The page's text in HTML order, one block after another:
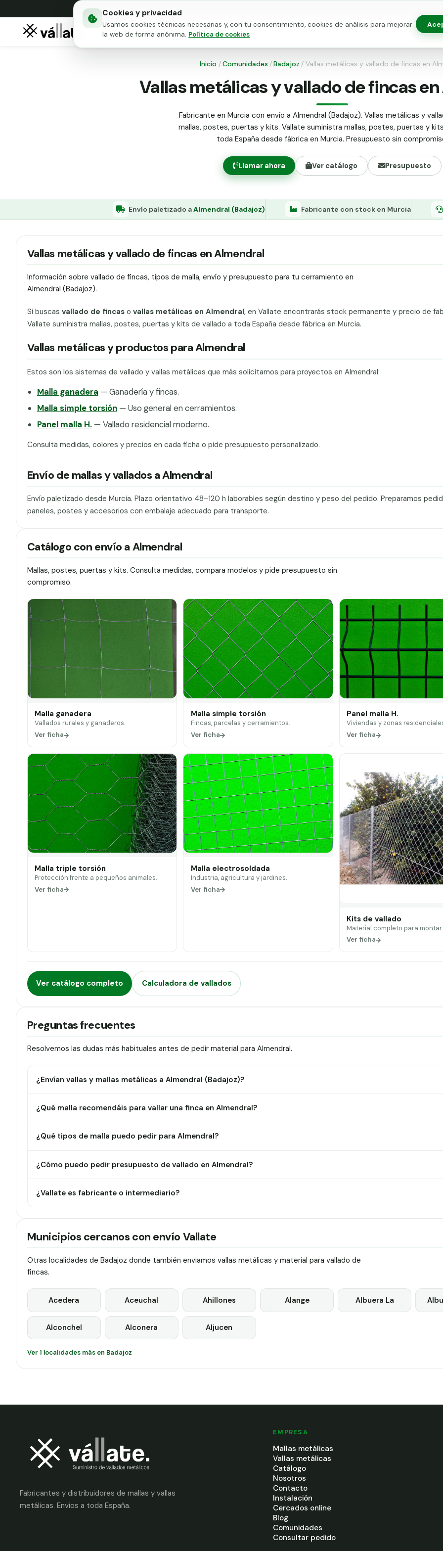
Cookies y privacidad
Usamos cookies técnicas necesarias y, con tu consentimiento, cookies de análisis para mejorar
la web de forma anónima. Política de cookies
Mallas metálicas
Puertas para vallado
Inicio /Comunidades /Badajoz / Vallas metálicas y vallado de fincas en
Vallas metálicas y vallado de fincas
Fabricante en Murcia con envío a Almendral (Badajoz). Vallas metálicas y
mallas, postes, puertas y kits. Vallate suministra mallas, postes, puertas y
toda España desde fábrica en Murcia. Presupuesto sin
Llamar ahora Ver catálogo Presupuesto
Envío paletizado aAlmendral (Badajoz) Fabricante con stock en Murcia
Vallas metálicas y vallado de fincas en Almendral
Información sobre vallado de fincas, tipos de malla, envío y presupuesto para tu cerramiento en
Almendral (Badajoz).
Si buscas vallado de fincaso vallas metálicas en Almendral, en Vallate encontrarás stock permanente y precio de
Vallate suministra mallas, postes, puertas y kits de vallado a toda España desde fábrica en Murcia.
Vallas metálicas y productos para Almendral
Estos son los sistemas de vallado y vallas metálicas que más solicitamos para proyectos en Almendral:
Malla ganadera — Ganadería y fincas.
Malla simple torsión— Uso general en cerramientos.
Panel malla H.— Vallado residencial moderno.
Consulta medidas, colores y precios en cada ficha o pide presupuesto personalizado.
Envío de mallas y vallados a Almendral
Envío paletizado desde Murcia. Plazo orientativo 48–120 h laborables según destino y peso del pedido. Preparamos
paneles, postes y accesorios con embalaje adecuado para transporte.
Catálogo con envío a Almendral
Mallas, postes, puertas y kits. Consulta medidas, compara modelos y pide presupuesto sin
compromiso.
Malla ganadera
Vallados rurales y ganaderos.
Ver ficha
Malla simple torsión
Fincas, parcelas y cerramientos.
Ver ficha
Panel malla H.
Viviendas y zonas
Ver ficha
Malla triple torsión
Protección frente a pequeños animales.
Ver ficha
Malla electrosoldada
Industria, agricultura y jardines.
Ver ficha
Kits de vallado
Material completo para montar.
Ver ficha
Ver catálogo completo Calculadora de vallados
Preguntas frecuentes
Resolvemos las dudas más habituales antes de pedir material para Almendral.
¿Envían vallas y mallas metálicas a Almendral (Badajoz)?
¿Qué malla recomendáis para vallar una finca en Almendral?
¿Qué tipos de malla puedo pedir para Almendral?
¿Cómo puedo pedir presupuesto de vallado en Almendral?
¿Vallate es fabricante o intermediario?
Municipios cercanos con envío Vallate
Otras localidades de Badajoz donde también enviamos vallas metálicas y material para vallado de
fincas.
Acedera Aceuchal Ahillones Alange Albuera La
Alconchel Alconera Aljucen
Ver 1 localidades más en Badajoz
Fabricantes y distribuidores de mallas y vallas
metálicas. Envíos a toda España.
EMPRESA
Mallas metálicas
Vallas metálicas
Catálogo
Nosotros
Contacto
Instalación
Cercados online
Blog
Comunidades
Consultar pedido